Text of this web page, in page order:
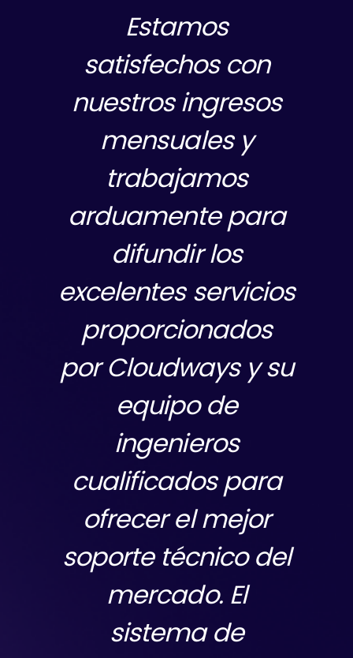
El programa de
afiliados de
Cloudways es fácil
de comenzar y el
excelente producto
complementario
facilita obtener una
comisión más alta.
En mi experiencia
con ellos, tienen un
gran equipo que
ayuda con los
gráficos y sugiere
nuevas estrategias
de vez en cuando.
Un gran programa
de afiliados de